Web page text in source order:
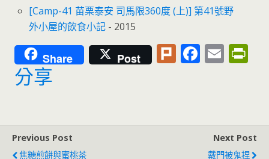
[Camp-41 苗栗泰安 司馬限360度 (上)] 第41號野
外小屋的飲食小記 - 2015
Share Post Pl F
o
E
e
n
分享
Previous Post
焦糖煎餅與蜜桃茶
Next Post
戴門被鬼捏